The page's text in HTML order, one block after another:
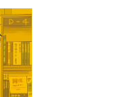
「クマが悪者扱いされて